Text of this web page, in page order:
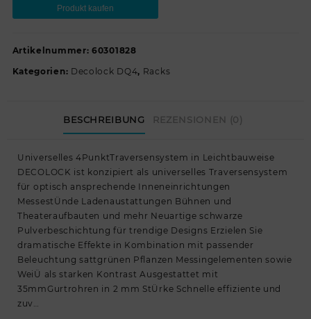
Produkt kaufen
Artikelnummer: 60301828
Kategorien: Decolock DQ4, Racks
BESCHREIBUNG REZENSIONEN (0)
Universelles 4PunktTraversensystem in Leichtbauweise
DECOLOCK ist konzipiert als universelles Traversensystem
für optisch ansprechende Inneneinrichtungen
MessestÜnde Ladenaustattungen Bühnen und
Theateraufbauten und mehr Neuartige schwarze
Pulverbeschichtung für trendige Designs Erzielen Sie
dramatische Effekte in Kombination mit passender
Beleuchtung sattgrünen Pflanzen Messingelementen sowie
WeiÜ als starken Kontrast Ausgestattet mit
35mmGurtrohren in 2 mm StÜrke Schnelle effiziente und
zuv…